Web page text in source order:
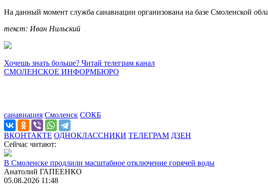
На данный момент служба санавиации организована на базе Смоленской
текст: Иван Нильский
Хочешь знать больше? Читай телеграм канал
СМОЛЕНСКОЕ ИНФОРМБЮРО
санавиация Смоленск СОКБ
ВКОНТАКТЕ ОДНОКЛАССНИКИ ТЕЛЕГРАМ ДЗЕН
Сейчас читают:
В Смоленске продлили масштабное отключение горячей воды
Анатолий ГАПЕЕНКО
05.08.2026 11:48